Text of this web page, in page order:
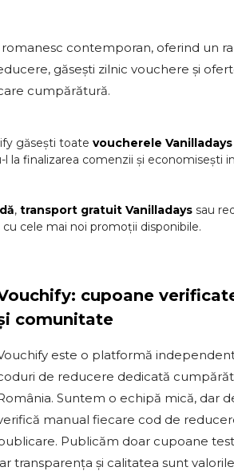
contemporan, oferind un
găsești zilnic vouchere și
cumpărătură.
găsești toate voucherele Vanilladays
la finalizarea comenzii și economisești
, transport gratuit Vanilladays sau
cele mai noi promoții disponibile.
cupoane
comunitate
este o platformă
de reducere dedicată
Suntem o echipă mică, dar
manual fiecare cod de
Publicăm doar cupoane
transparența și calitatea sunt